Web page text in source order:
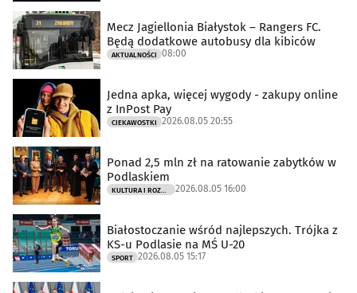
Mecz Jagiellonia Białystok – Rangers FC.
Będą dodatkowe autobusy dla kibiców
AKTUALNOŚCI 08:00
Jedna apka, więcej wygody - zakupy online
z InPost Pay
CIEKAWOSTKI 2026.08.05 20:55
Ponad 2,5 mln zł na ratowanie zabytków w
Podlaskiem
KULTURA I ROZRYWKA 2026.08.05 16:00
Białostoczanie wśród najlepszych. Trójka z
KS-u Podlasie na MŚ U-20
SPORT 2026.08.05 15:17